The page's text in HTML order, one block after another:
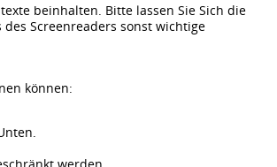
beinhalten. Bitte lassen Sie Sich die
Screenreaders sonst wichtige
können: